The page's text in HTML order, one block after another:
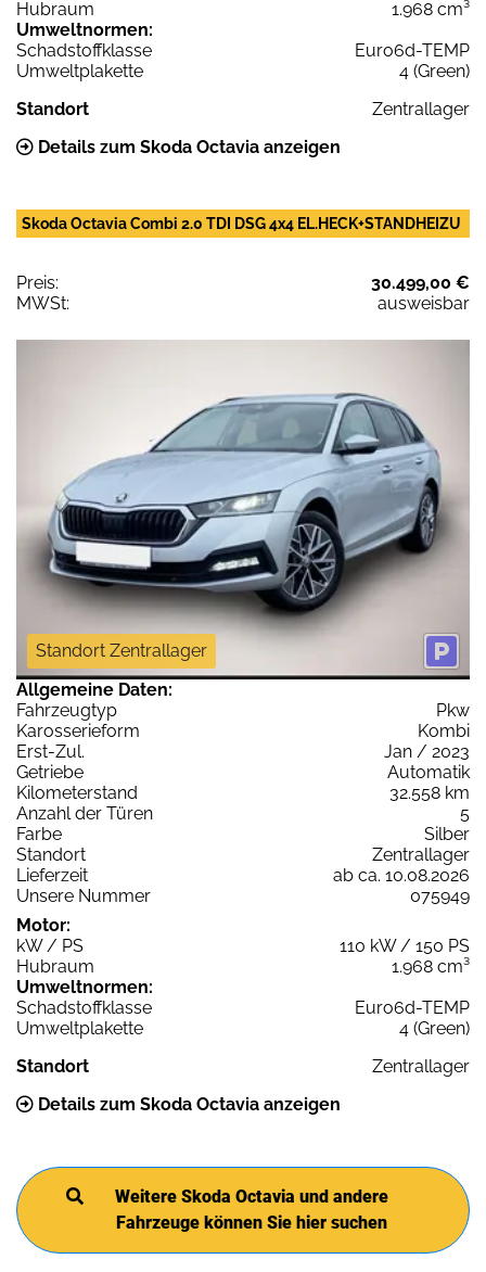
Hubraum
1.968 cm³
Umweltnormen:
Schadstoffklasse
Euro6d-TEMP
Umweltplakette
4 (Green)
Standort
Zentrallager
Details zum Skoda Octavia anzeigen
Skoda Octavia Combi 2.0 TDI DSG 4x4 EL.HECK+STANDHEIZU
Preis:
30.499,00 €
MWSt:
ausweisbar
Standort Zentrallager
Allgemeine Daten:
Fahrzeugtyp
Pkw
Karosserieform
Kombi
Erst-Zul.
Jan / 2023
Getriebe
Automatik
Kilometerstand
32.558 km
Anzahl der Türen
5
Farbe
Silber
Standort
Zentrallager
Lieferzeit
ab ca. 10.08.2026
Unsere Nummer
075949
Motor:
kW / PS
110 kW / 150 PS
Hubraum
1.968 cm³
Umweltnormen:
Schadstoffklasse
Euro6d-TEMP
Umweltplakette
4 (Green)
Standort
Zentrallager
Details zum Skoda Octavia anzeigen
Weitere Skoda Octavia und andere
Fahrzeuge können Sie hier suchen